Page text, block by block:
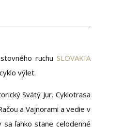
ruchu SLOVAKIA
výlet.
Svätý Jur. Cyklotrasa
a Vajnorami a vedie v
ľahko stane celodenné